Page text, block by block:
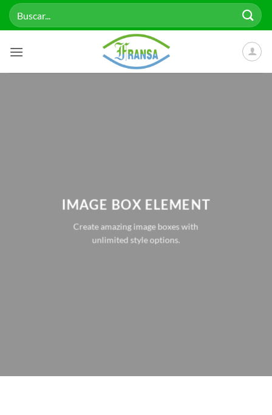
Saltar
Buscar
por:
IMAGE BOX ELEMENT
Create amazing image boxes with
unlimited style options.